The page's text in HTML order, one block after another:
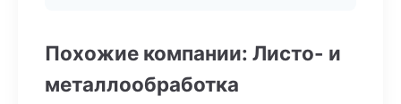
Похожие компании: Листо- и
металлообработка